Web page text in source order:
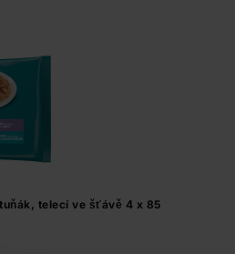
telecí ve šťávě 4 x 85